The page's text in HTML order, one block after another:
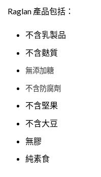
Raglan 產品包括：
不含乳製品
不含麩質
無添加糖
不含防腐劑
不含堅果
不含大豆
無膠
純素食